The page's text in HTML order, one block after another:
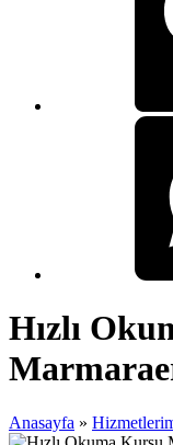
Hızlı
Anasayfa »